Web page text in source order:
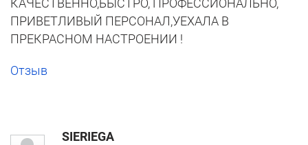
КАЧЕСТВЕННО,БЫСТРО, ПРОФЕССИОНАЛЬНО,
ПРИВЕТЛИВЫЙ ПЕРСОНАЛ,УЕХАЛА В
ПРЕКРАСНОМ НАСТРОЕНИИ !
Отзыв
SIERIEGA